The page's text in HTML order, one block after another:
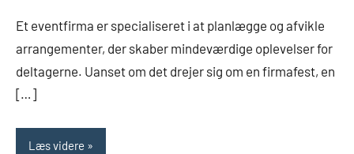
Et eventfirma er specialiseret i at planlægge og afvikle
arrangementer, der skaber mindeværdige oplevelser for
deltagerne. Uanset om det drejer sig om en firmafest, en
[…]
Læs videre